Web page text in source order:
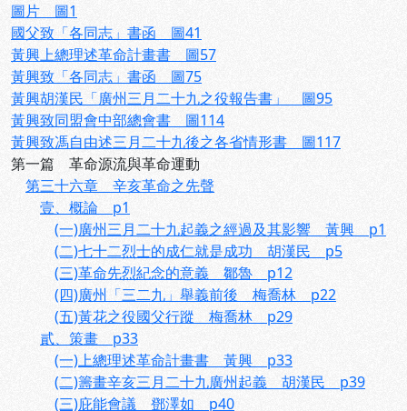
圖片 圖1
國父致「各同志」書函 圖41
黃興上總理述革命計畫書 圖57
黃興致「各同志」書函 圖75
黃興胡漢民「廣州三月二十九之役報告書」 圖95
黃興致同盟會中部總會書 圖114
黃興致馮自由述三月二十九後之各省情形書 圖117
第一篇 革命源流與革命運動
第三十六章 辛亥革命之先聲
壹、概論 p1
(一)廣州三月二十九起義之經過及其影響 黃興 p1
(二)七十二烈士的成仁就是成功 胡漢民 p5
(三)革命先烈紀念的意義 鄒魯 p12
(四)廣州「三二九」舉義前後 梅喬林 p22
(五)黃花之役國父行蹤 梅喬林 p29
貳、策畫 p33
(一)上總理述革命計畫書 黃興 p33
(二)籌畫辛亥三月二十九廣州起義 胡漢民 p39
(三)庇能會議 鄧澤如 p40